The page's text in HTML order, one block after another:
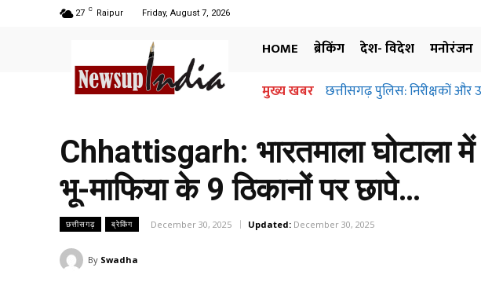
27 C Raipur Friday, August 7, 2026
HOME ब्रेकिंग देश- विदेश मनोरंजन
मुख्य खबरछत्तीसगढ़ पुलिस: निरीक्षकों और उप
अधिग्रहण और मुआवजा दिए
Chhattisgarh: भारतमाला घोटाला
भू-माफिया के 9 ठिकानों पर छापे…
छत्तीसगढ़ ब्रेकिंग December 30, 2025 Updated: December 30, 2025
By Swadha